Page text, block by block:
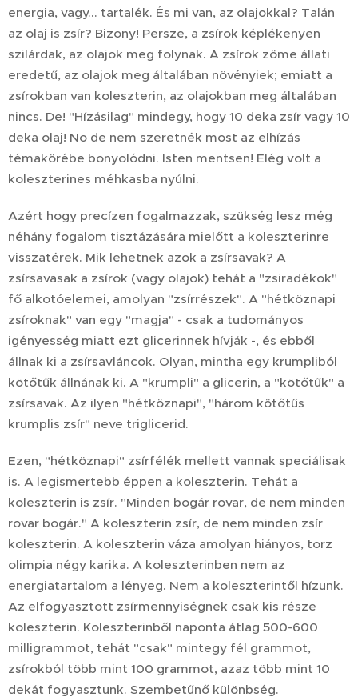
energia, vagy... tartalék. És mi van, az olajokkal? Talán
az olaj is zsír? Bizony! Persze, a zsírok képlékenyen
szilárdak, az olajok meg folynak. A zsírok zöme állati
eredetű, az olajok meg általában növényiek; emiatt a
zsírokban van koleszterin, az olajokban meg általában
nincs. De! "Hízásilag" mindegy, hogy 10 deka zsír vagy 10
deka olaj! No de nem szeretnék most az elhízás
témakörébe bonyolódni. Isten mentsen! Elég volt a
koleszterines méhkasba nyúlni.
Azért hogy precízen fogalmazzak, szükség lesz még
néhány fogalom tisztázására mielőtt a koleszterinre
visszatérek. Mik lehetnek azok a zsírsavak? A
zsírsavasak a zsírok (vagy olajok) tehát a "zsiradékok"
fő alkotóelemei, amolyan "zsírrészek". A "hétköznapi
zsíroknak" van egy "magja" - csak a tudományos
igényesség miatt ezt glicerinnek hívják -, és ebből
állnak ki a zsírsavláncok. Olyan, mintha egy krumpliból
kötőtűk állnának ki. A "krumpli" a glicerin, a "kötőtűk" a
zsírsavak. Az ilyen "hétköznapi", "három kötőtűs
krumplis zsír" neve triglicerid.
Ezen, "hétköznapi" zsírfélék mellett vannak speciálisak
is. A legismertebb éppen a koleszterin. Tehát a
koleszterin is zsír. "Minden bogár rovar, de nem minden
rovar bogár." A koleszterin zsír, de nem minden zsír
koleszterin. A koleszterin váza amolyan hiányos, torz
olimpia négy karika. A koleszterinben nem az
energiatartalom a lényeg. Nem a koleszterintől hízunk.
Az elfogyasztott zsírmennyiségnek csak kis része
koleszterin. Koleszterinből naponta átlag 500-600
milligrammot, tehát "csak" mintegy fél grammot,
zsírokból több mint 100 grammot, azaz több mint 10
dekát fogyasztunk. Szembetűnő különbség.